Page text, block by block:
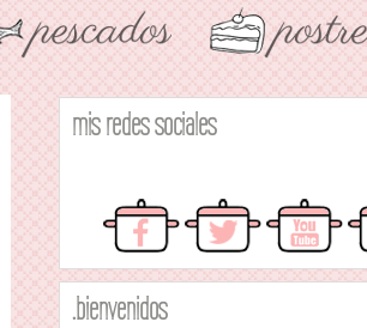
mis redes sociales
.bienvenidos